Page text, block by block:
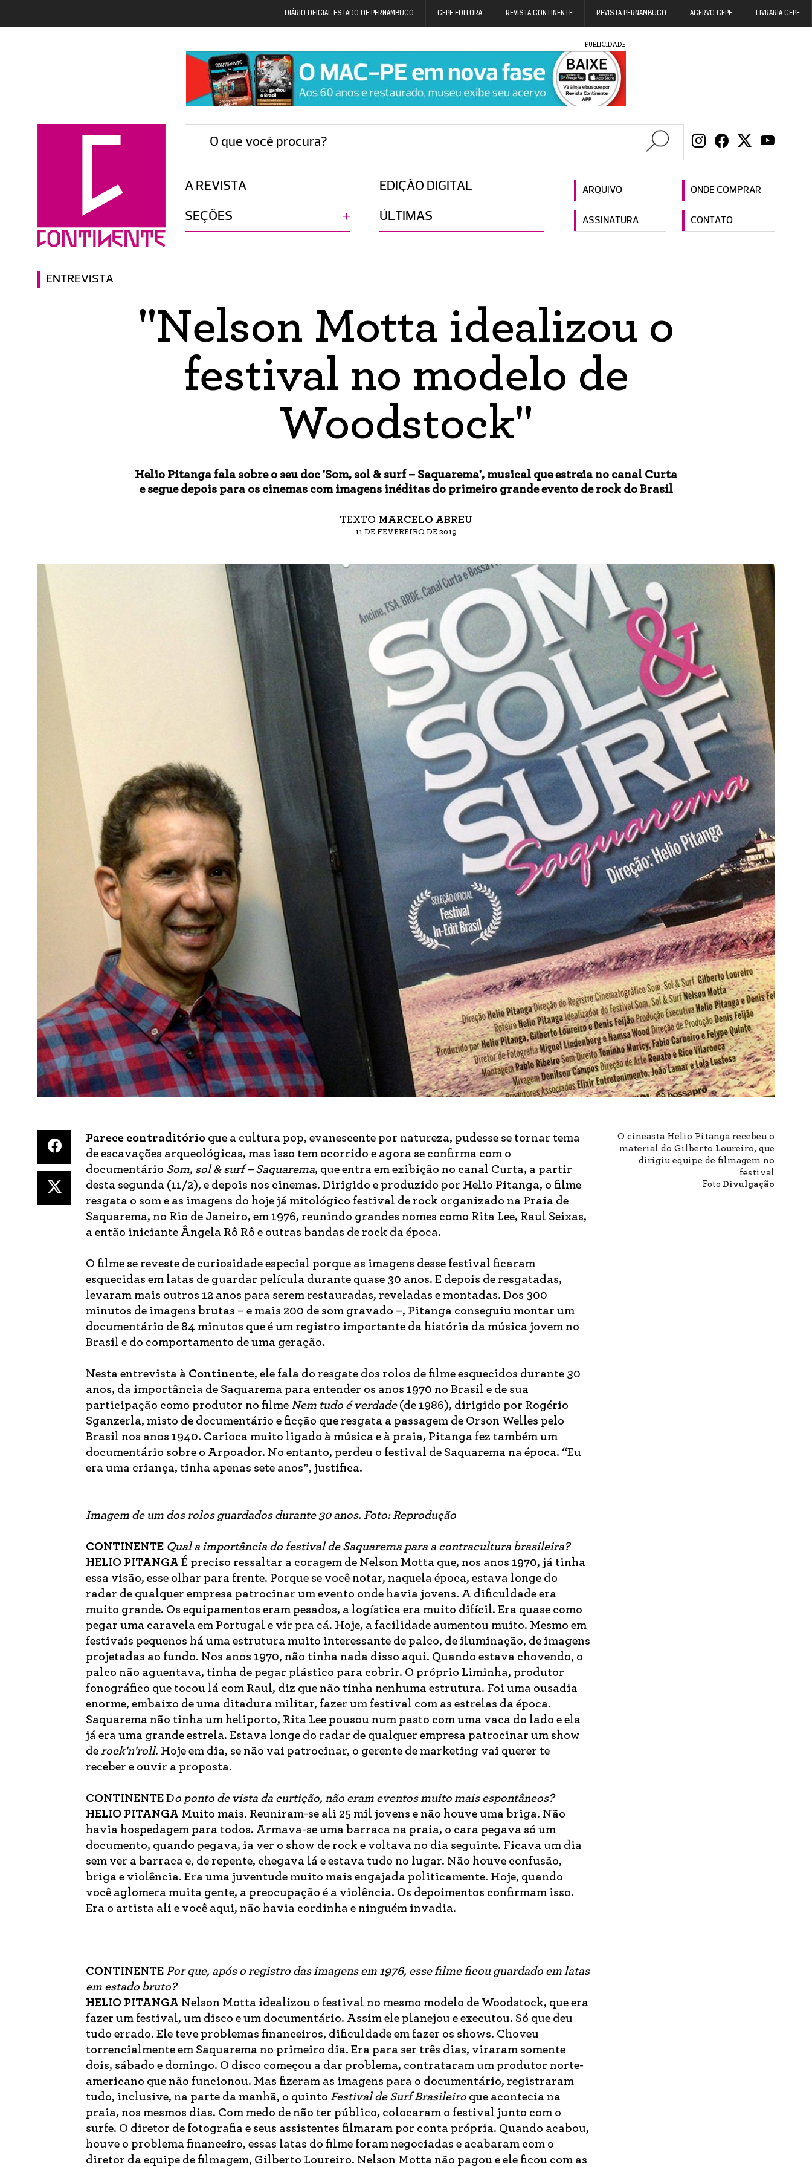
DIÁRIO OFICIAL ESTADO DE PERNAMBUCO CEPE EDITORA REVISTA CONTINENTE REVISTA PERNAMBUCO ACERVO CEPE LIVRARIA CEPE
PUBLICIDADE
O que você procura?
A REVISTA EDIÇÃO DIGITAL ARQUIVO ONDE COMPRAR
SEÇÕES ÚLTIMAS ASSINATURA CONTATO
ENTREVISTA
"Nelson Motta idealizou o
festival no modelo de
Woodstock"
Helio Pitanga fala sobre o seu doc 'Som, sol & surf – Saquarema', musical que estreia no canal Curta
e segue depois para os cinemas com imagens inéditas do primeiro grande evento de rock do Brasil
TEXTO MARCELO ABREU
11 DE FEVEREIRO DE 2019
O cineasta Helio Pitanga recebeu o
material do Gilberto Loureiro, que
dirigiu equipe de filmagem no
festival
Foto Divulgação
Parece contraditório que a cultura pop, evanescente por natureza, pudesse se tornar tema
de escavações arqueológicas, mas isso tem ocorrido e agora se confirma com o
documentário Som, sol & surf – Saquarema, que entra em exibição no canal Curta, a partir
desta segunda (11/2), e depois nos cinemas. Dirigido e produzido por Helio Pitanga, o filme
resgata o som e as imagens do hoje já mitológico festival de rock organizado na Praia de
Saquarema, no Rio de Janeiro, em 1976, reunindo grandes nomes como Rita Lee, Raul Seixas,
a então iniciante Ângela Rô Rô e outras bandas de rock da época.
O filme se reveste de curiosidade especial porque as imagens desse festival ficaram
esquecidas em latas de guardar película durante quase 30 anos. E depois de resgatadas,
levaram mais outros 12 anos para serem restauradas, reveladas e montadas. Dos 300
minutos de imagens brutas – e mais 200 de som gravado –, Pitanga conseguiu montar um
documentário de 84 minutos que é um registro importante da história da música jovem no
Brasil e do comportamento de uma geração.
Nesta entrevista à Continente, ele fala do resgate dos rolos de filme esquecidos durante 30
anos, da importância de Saquarema para entender os anos 1970 no Brasil e de sua
participação como produtor no filme Nem tudo é verdade(de 1986), dirigido por Rogério
Sganzerla, misto de documentário e ficção que resgata a passagem de Orson Welles pelo
Brasil nos anos 1940. Carioca muito ligado à música e à praia, Pitanga fez também um
documentário sobre o Arpoador. No entanto, perdeu o festival de Saquarema na época. “Eu
era uma criança, tinha apenas sete anos”, justifica.
Imagem de um dos rolos guardados durante 30 anos. Foto: Reprodução
CONTINENTE Qual a importância do festival de Saquarema para a contracultura brasileira?
HELIO PITANGA É preciso ressaltar a coragem de Nelson Motta que, nos anos 1970, já tinha
essa visão, esse olhar para frente. Porque se você notar, naquela época, estava longe do
radar de qualquer empresa patrocinar um evento onde havia jovens. A dificuldade era
muito grande. Os equipamentos eram pesados, a logística era muito difícil. Era quase como
pegar uma caravela em Portugal e vir pra cá. Hoje, a facilidade aumentou muito. Mesmo em
festivais pequenos há uma estrutura muito interessante de palco, de iluminação, de imagens
projetadas ao fundo. Nos anos 1970, não tinha nada disso aqui. Quando estava chovendo, o
palco não aguentava, tinha de pegar plástico para cobrir. O próprio Liminha, produtor
fonográfico que tocou lá com Raul, diz que não tinha nenhuma estrutura. Foi uma ousadia
enorme, embaixo de uma ditadura militar, fazer um festival com as estrelas da época.
Saquarema não tinha um heliporto, Rita Lee pousou num pasto com uma vaca do lado e ela
já era uma grande estrela. Estava longe do radar de qualquer empresa patrocinar um show
de rock'n'roll. Hoje em dia, se não vai patrocinar, o gerente de marketing vai querer te
receber e ouvir a proposta.
CONTINENTE Do ponto de vista da curtição, não eram eventos muito mais espontâneos?
HELIO PITANGA Muito mais. Reuniram-se ali 25 mil jovens e não houve uma briga. Não
havia hospedagem para todos. Armava-se uma barraca na praia, o cara pegava só um
documento, quando pegava, ia ver o show de rock e voltava no dia seguinte. Ficava um dia
sem ver a barraca e, de repente, chegava lá e estava tudo no lugar. Não houve confusão,
briga e violência. Era uma juventude muito mais engajada politicamente. Hoje, quando
você aglomera muita gente, a preocupação é a violência. Os depoimentos confirmam isso.
Era o artista ali e você aqui, não havia cordinha e ninguém invadia.
CONTINENTE Por que, após o registro das imagens em 1976, esse filme ficou guardado em latas
em estado bruto?
HELIO PITANGA Nelson Motta idealizou o festival no mesmo modelo de Woodstock, que era
fazer um festival, um disco e um documentário. Assim ele planejou e executou. Só que deu
tudo errado. Ele teve problemas financeiros, dificuldade em fazer os shows. Choveu
torrencialmente em Saquarema no primeiro dia. Era para ser três dias, viraram somente
dois, sábado e domingo. O disco começou a dar problema, contrataram um produtor norte-
americano que não funcionou. Mas fizeram as imagens para o documentário, registraram
tudo, inclusive, na parte da manhã, o quinto Festival de Surf Brasileiro que acontecia na
praia, nos mesmos dias. Com medo de não ter público, colocaram o festival junto com o
surfe. O diretor de fotografia e seus assistentes filmaram por conta própria. Quando acabou,
houve o problema financeiro, essas latas do filme foram negociadas e acabaram com o
diretor da equipe de filmagem, Gilberto Loureiro. Nelson Motta não pagou e ele ficou com as